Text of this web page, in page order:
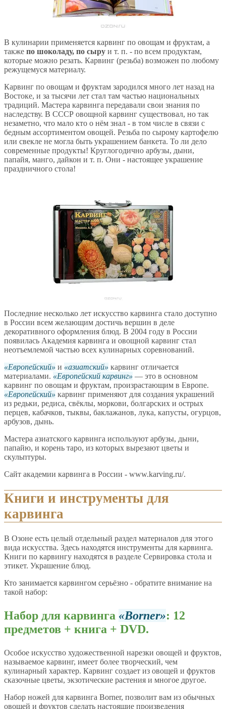
В кулинарии применяется карвинг по овощам и фруктам, а
также по шоколаду, по сыру и т. п. - по всем продуктам,
которые можно резать. Карвинг (резьба) возможен по любому
режущемуся материалу.
Карвинг по овощам и фруктам зародился много лет назад на
Востоке, и за тысячи лет стал там частью национальных
традиций. Мастера карвинга передавали свои знания по
наследству. В СССР овощной карвинг существовал, но так
незаметно, что мало кто о нём знал - в том числе в связи с
бедным ассортиментом овощей. Резьба по сырому картофелю
или свекле не могла быть украшением банкета. То ли дело
современные продукты! Круглогодично арбузы, дыни,
папайя, манго, дайкон и т. п. Они - настоящее украшение
праздничного стола!
Последние несколько лет искусство карвинга стало доступно
в России всем желающим достичь вершин в деле
декоративного оформления блюд. В 2004 году в России
появилась Академия карвинга и овощной карвинг стал
неотъемлемой частью всех кулинарных соревнований.
Европейский
и азиатский
карвинг отличается
материалами.
Европейский карвинг
— это в основном
карвинг по овощам и фруктам, произрастающим в Европе.
Европейский
карвинг применяют для создания украшений
из редьки, редиса, свёклы, моркови, болгарских и острых
перцев, кабачков, тыквы, баклажанов, лука, капусты, огурцов,
арбузов, дынь.
Мастера азиатского карвинга используют арбузы, дыни,
папайю, и корень таро, из которых вырезают цветы и
скульптуры.
Сайт академии карвинга в России - www.karving.ru/.
Книги и инструменты для
карвинга
В Озоне есть целый отдельный раздел материалов для этого
вида искусства. Здесь находятся инструменты для карвинга.
Книги по карвингу находятся в разделе Сервировка стола и
этикет. Украшение блюд.
Кто занимается карвингом серьёзно - обратите внимание на
такой набор:
Набор для карвинга Borner : 12
предметов + книга + DVD.
Особое искусство художественной нарезки овощей и фруктов,
называемое карвинг, имеет более творческий, чем
кулинарный характер. Карвинг создает из овощей и фруктов
сказочные цветы, экзотические растения и многое другое.
Набор ножей для карвинга Borner, позволит вам из обычных
овощей и фруктов сделать настоящие произведения